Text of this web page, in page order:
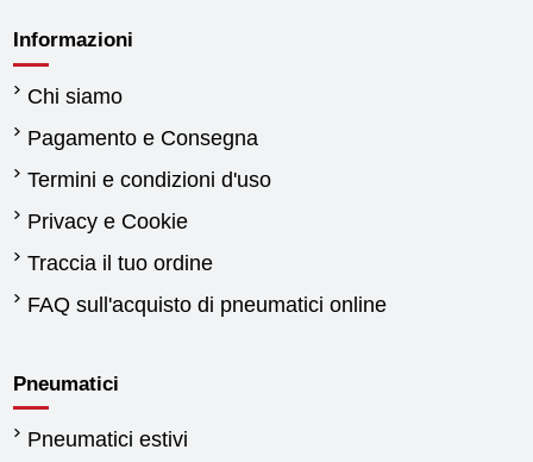
Informazioni
Chi siamo
Pagamento e Consegna
Termini e condizioni d'uso
Privacy e Cookie
Traccia il tuo ordine
FAQ sull'acquisto di pneumatici online
Pneumatici
Pneumatici estivi